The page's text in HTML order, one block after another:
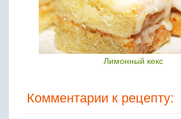
Лимонный кекс
Комментарии к рецепту: